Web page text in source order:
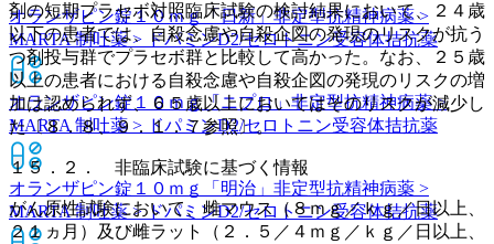
オランザピン錠１０ｍｇ「日新」非定型抗精神病薬 >
MARTA 制吐薬 > ドパミンD2/セロトニン受容体拮抗薬
オランザピン錠１０ｍｇ「ニプロ」非定型抗精神病薬 >
MARTA 制吐薬 > ドパミンD2/セロトニン受容体拮抗薬
オランザピン錠１０ｍｇ「明治」 非定型抗精神病薬 >
MARTA 制吐薬 > ドパミンD2/セロトニン受容体拮抗薬
剤の短期プラセボ対照臨床試験の検討結果において、２４歳
以下の患者では、自殺念慮や自殺企図の発現のリスクが抗う
つ剤投与群でプラセボ群と比較して高かった。なお、２５歳
以上の患者における自殺念慮や自殺企図の発現のリスクの増
加は認められず、６５歳以上においてはそのリスクが減少し
た〔８．８、９．１．７参照〕。
１５．２． 非臨床試験に基づく情報
がん原性試験において、雌マウス（８ｍｇ／ｋｇ／日以上、
２１ヵ月）及び雌ラット（２．５／４ｍｇ／ｋｇ／日以上、